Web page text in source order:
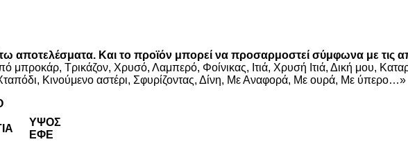
αποτελέσματα. Και το προϊόν μπορεί να προσαρμοστεί σύμφωνα με τις
Τρικάζον, Χρυσό, Λαμπερό, Φοίνικας, Ιτιά, Χρυσή Ιτιά, Δική μου,
Κινούμενο αστέρι, Σφυρίζοντας, Δίνη, Με Αναφορά, Με ουρά, Με ύπερο…»
ΎΨΟΣ
ΕΦΈ